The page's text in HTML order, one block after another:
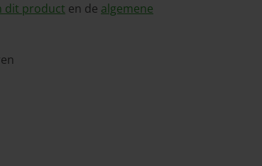
dit product en de algemene